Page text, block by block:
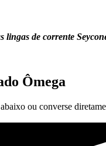
lingas de corrente
Ômega
ou converse